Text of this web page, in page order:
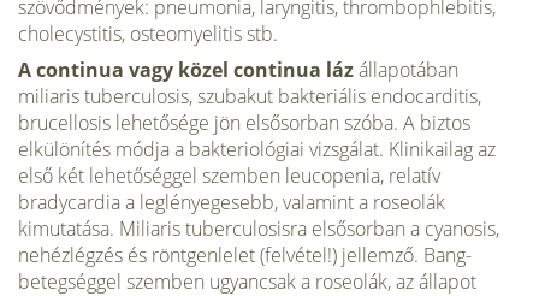
szövődmények: pneumonia, laryngitis, thrombophlebitis,
cholecystitis, osteomyelitis stb.
A continua vagy közel continua lázállapotában
miliaris tuberculosis, szubakut bakteriális endocarditis,
brucellosis lehetősége jön elsősorban szóba. A biztos
elkülönítés módja a bakteriológiai vizsgálat. Klinikailag az
első két lehetőséggel szemben leucopenia, relatív
bradycardia a leglényegesebb, valamint a roseolák
kimutatása. Miliaris tuberculosisra elsősorban a cyanosis,
nehézlégzés és röntgenlelet (felvétel!) jellemző. Bang-
betegséggel szemben ugyancsak a roseolák, az állapot